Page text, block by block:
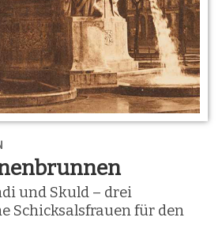
und Skuld – drei
Schicksalsfrauen für den